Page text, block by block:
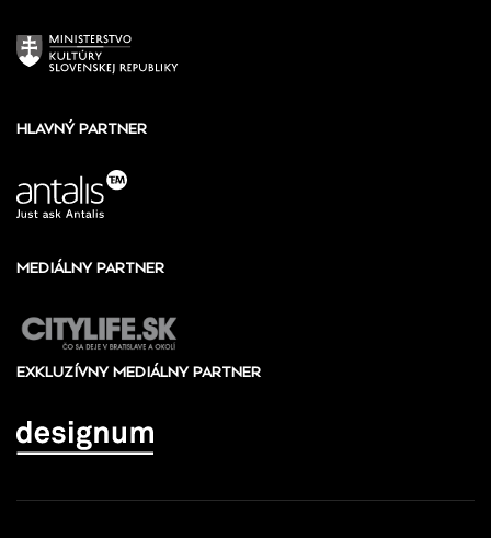
HLAVNÝ PARTNER
MEDIÁLNY PARTNER
EXKLUZÍVNY MEDIÁLNY PARTNER